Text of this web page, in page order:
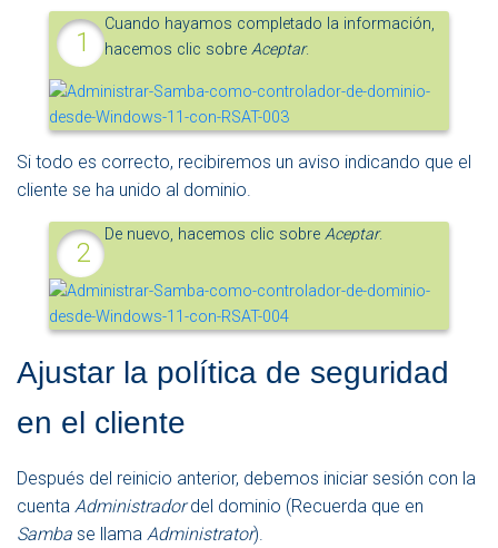
Cuando hayamos completado la información,
hacemos clic sobreAceptar.
Si todo es correcto, recibiremos un aviso indicando que el
cliente se ha unido al dominio.
De nuevo, hacemos clic sobreAceptar.
Ajustar la política de seguridad
en el cliente
Después del reinicio anterior, debemos iniciar sesión con la
cuenta Administradordel dominio (Recuerda que en
Samba se llama Administrator).